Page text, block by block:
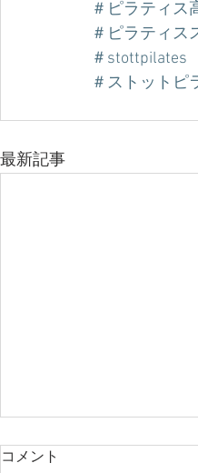
＃ピラティス
＃ピラティス
＃stottpilates
＃ストットピ
最新記事
コメント